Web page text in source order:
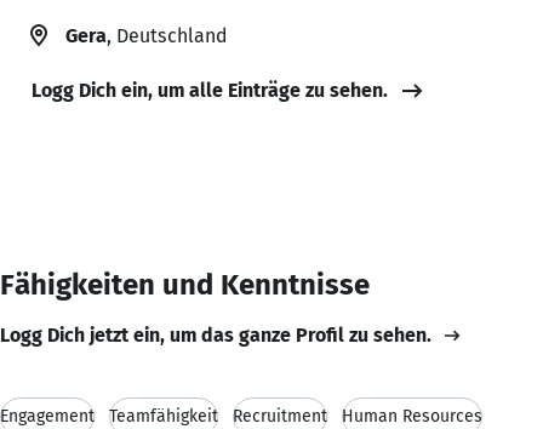
Gera, Deutschland
Logg Dich ein, um alle Einträge zu sehen.
Fähigkeiten und Kenntnisse
Logg Dich jetzt ein, um das ganze Profil zu sehen.
Engagement Teamfähigkeit Recruitment Human Resources